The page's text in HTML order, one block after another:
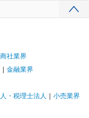
商社業界
金融業界
・税理士法人
小売業界